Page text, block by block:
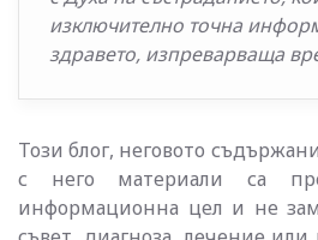
изключително точна
здравето, изпреварваща
Този блог, неговото
с него материали са
информационна цел и не